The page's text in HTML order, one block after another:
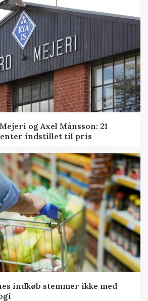
og Axel Månsson: 21
indstillet til pris
indkøb stemmer ikke med